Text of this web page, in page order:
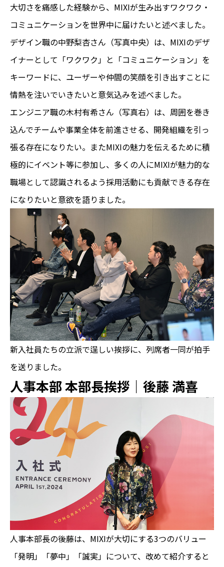
大切さを痛感した経験から、MIXIが生み出すワクワク・
コミュニケーションを世界中に届けたいと述べました。
デザイン職の中野梨杏さん（写真中央）は、MIXIのデザ
イナーとして「ワクワク」と「コミュニケーション」を
キーワードに、ユーザーや仲間の笑顔を引き出すことに
情熱を注いでいきたいと意気込みを述べました。
エンジニア職の木村有希さん（写真右）は、周囲を巻き
込んでチームや事業全体を前進させる、開発組織を引っ
張る存在になりたい。またMIXIの魅力を伝えるために積
極的にイベント等に参加し、多くの人にMIXIが魅力的な
職場として認識されるよう採用活動にも貢献できる存在
になりたいと意欲を語りました。
新入社員たちの立派で逞しい挨拶に、列席者一同が拍手
を送りました。
人事本部 本部長挨拶｜後藤 満喜
人事本部長の後藤は、MIXIが大切にする3つのバリュー
「発明」「夢中」「誠実」について、改めて紹介すると